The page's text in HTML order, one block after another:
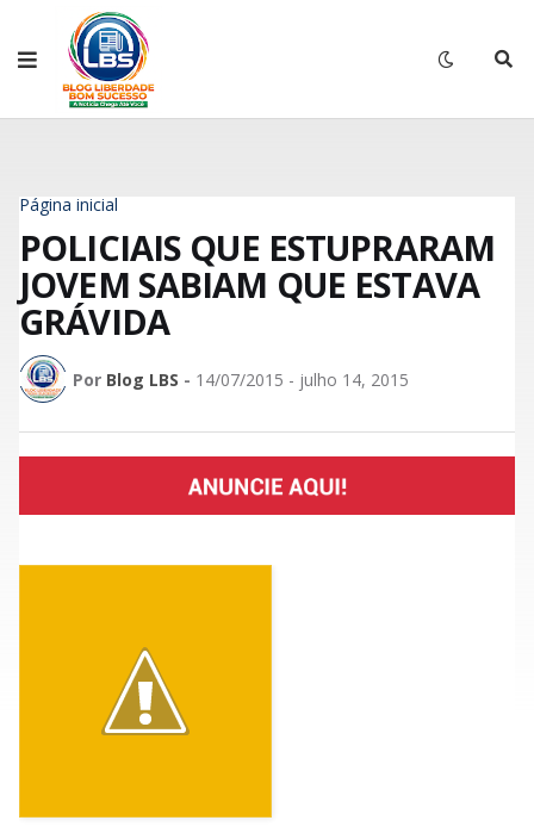
Página inicial
POLICIAIS QUE ESTUPRARAM
JOVEM SABIAM QUE ESTAVA
GRÁVIDA
Por Blog LBS - 14/07/2015 - julho 14, 2015